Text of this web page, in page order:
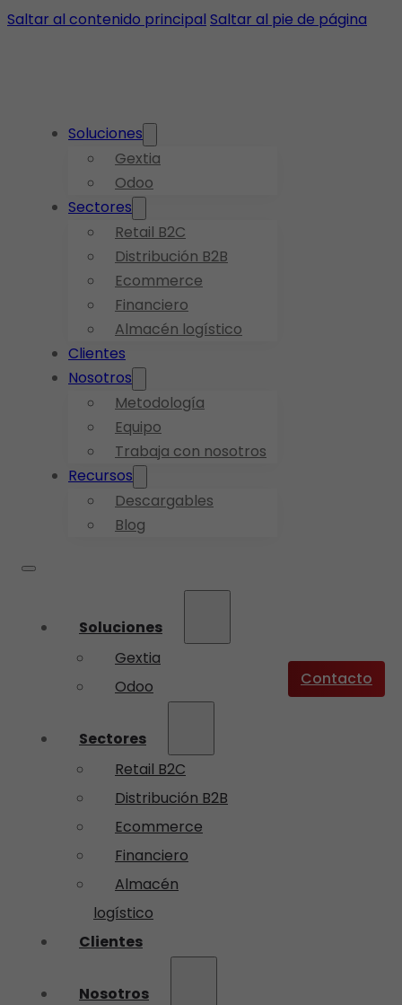
Saltar al contenido principal Saltar al pie de página
Soluciones
Gextia
Odoo
Sectores
Retail B2C
Distribución B2B
Ecommerce
Financiero
Almacén logístico
Clientes
Nosotros
Metodología
Equipo
Trabaja con nosotros
Recursos
Descargables
Blog
Soluciones
Gextia
Odoo
Sectores
Retail B2C
Distribución B2B
Ecommerce
Financiero
Almacén
logístico
Clientes
Nosotros
Contacto